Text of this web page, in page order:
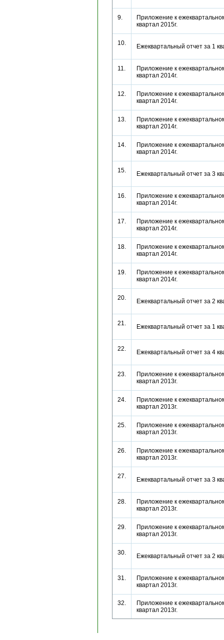
9.
Приложение к
квартал 2015г.
10. Ежеквартальный отчет за 1
11.
Приложение к
квартал 2014г.
12.
Приложение к
квартал 2014г.
13.
Приложение к
квартал 2014г.
14.
Приложение к
квартал 2014г.
15. Ежеквартальный отчет за 3
16.
Приложение к
квартал 2014г.
17.
Приложение к
квартал 2014г.
18.
Приложение к
квартал 2014г.
19.
Приложение к
квартал 2014г.
20. Ежеквартальный отчет за 2
21. Ежеквартальный отчет за 1
22. Ежеквартальный отчет за 4
23.
Приложение к
квартал 2013г.
24.
Приложение к
квартал 2013г.
25.
Приложение к
квартал 2013г.
26.
Приложение к
квартал 2013г.
27. Ежеквартальный отчет за 3
28.
Приложение к
квартал 2013г.
29.
Приложение к
квартал 2013г.
30. Ежеквартальный отчет за 2
31.
Приложение к
квартал 2013г.
32.
Приложение к
квартал 2013г.